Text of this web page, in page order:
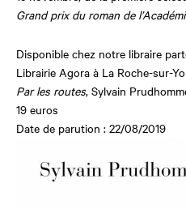
Grand prix du roman de
Disponible chez notre libraire
Librairie Agora à La Roche-sur-
Par les routes, Sylvain
19 euros
Date de parution : 22/08/2019